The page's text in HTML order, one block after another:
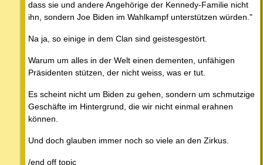
dass sie und andere Angehörige der Kennedy-Familie nicht
ihn, sondern Joe Biden im Wahlkampf unterstützen würden."
Na ja, so einige in dem Clan sind geistesgestört.
Warum um alles in der Welt einen dementen, unfähigen
Präsidenten stützen, der nicht weiss, was er tut.
Es scheint nicht um Biden zu gehen, sondern um schmutzige
Geschäfte im Hintergrund, die wir nicht einmal erahnen
können.
Und doch glauben immer noch so viele an den Zirkus.
/end off topic